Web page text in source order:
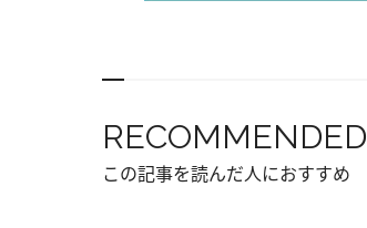
RECOMMENDED
この記事を読んだ人におすすめ